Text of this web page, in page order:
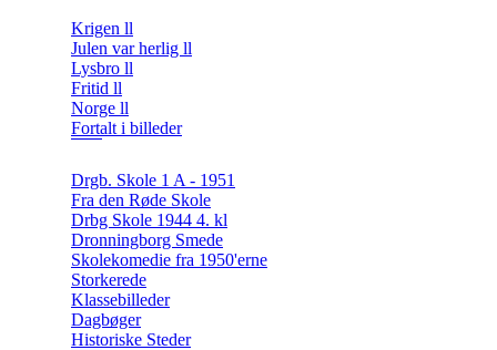
Krigen ll
Julen var herlig ll
Lysbro ll
Fritid ll
Norge ll
Fortalt i billeder
Drgb. Skole 1 A - 1951
Fra den Røde Skole
Drbg Skole 1944 4. kl
Dronningborg Smede
Skolekomedie fra 1950'erne
Storkerede
Klassebilleder
Dagbøger
Historiske Steder